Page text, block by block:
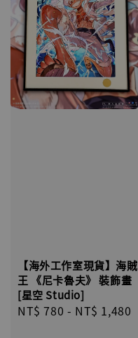
【海外工作室現貨】海賊
王 《尼卡魯夫》 裝飾畫
[星空 Studio]
Regular
NT$ 780 - NT$ 1,480